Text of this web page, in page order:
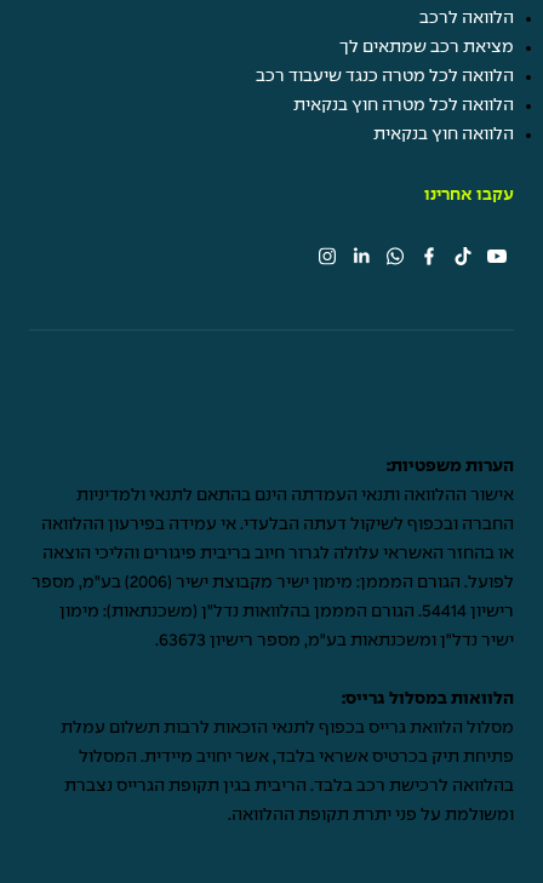
הלוואה לרכב
מציאת רכב שמתאים לך
הלוואה לכל מטרה כנגד שיעבוד רכב
הלוואה לכל מטרה חוץ בנקאית
הלוואה חוץ בנקאית
עקבו אחרינו
הערות משפטיות:
אישור ההלוואה ותנאי העמדתה הינם בהתאם לתנאי ולמדיניות
החברה ובכפוף לשיקול דעתה הבלעדי. אי עמידה בפירעון ההלוואה
או בהחזר האשראי עלולה לגרור חיוב בריבית פיגורים והליכי הוצאה
לפועל. הגורם המממן: מימון ישיר מקבוצת ישיר (2006) בע"מ, מספר
רישיון 54414. הגורם המממן בהלוואות נדל"ן (משכנתאות): מימון
ישיר נדל"ן ומשכנתאות בע"מ, מספר רישיון 63673.
הלוואות במסלול גרייס:
מסלול הלוואת גרייס בכפוף לתנאי הזכאות לרבות תשלום עמלת
פתיחת תיק בכרטיס אשראי בלבד, אשר יחויב מיידית. המסלול
בהלוואה לרכישת רכב בלבד. הריבית בגין תקופת הגרייס נצברת
ומשולמת על פני יתרת תקופת ההלוואה.